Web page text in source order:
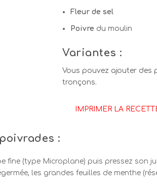
Fleur de sel
Poivre du moulin
Variantes :
Vous pouvez ajouter des
tronçons.
IMPRIMER LA
:
fine (type Microplane) puis pressez son
les grandes feuilles de menthe